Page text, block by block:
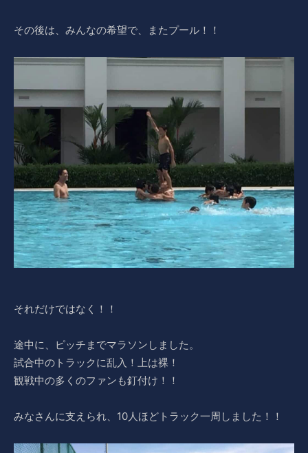
その後は、みんなの希望で、またプール！！
それだけではなく！！
途中に、ピッチまでマラソンしました。
試合中のトラックに乱入！上は裸！
観戦中の多くのファンも釘付け！！
みなさんに支えられ、10人ほどトラック一周しました！！